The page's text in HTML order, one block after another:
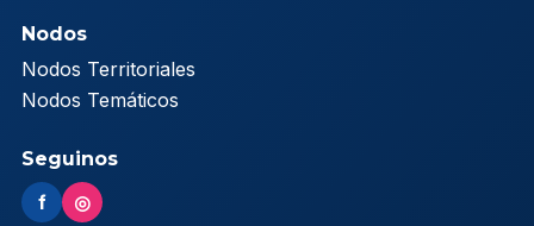
Nodos
Nodos Territoriales
Nodos Temáticos
Seguinos
f ◎